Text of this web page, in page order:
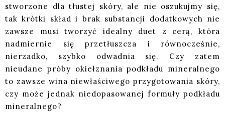
stworzone dla tłustej skóry, ale nie oszukujmy się,
tak krótki skład i brak substancji dodatkowych nie
zawsze musi tworzyć idealny duet z cerą, która
nadmiernie się przetłuszcza i równocześnie,
nierzadko, szybko odwadnia się. Czy zatem
nieudane próby okiełznania podkładu mineralnego
to zawsze wina niewłaściwego przygotowania skóry,
czy może jednak niedopasowanej formuły podkładu
mineralnego?